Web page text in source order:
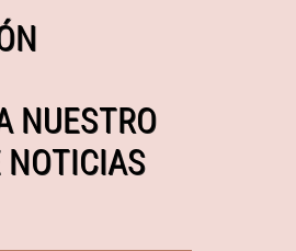
NUESTRO
NOTICIAS